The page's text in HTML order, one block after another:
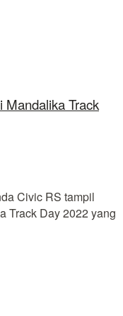
Track
Civic RS tampil
Track Day 2022 yang